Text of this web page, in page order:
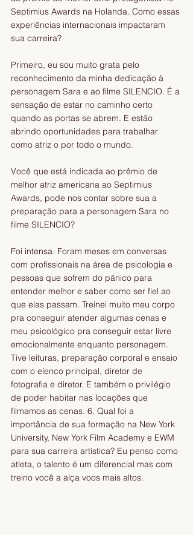
Septimius Awards na Holanda. Como essas
experiências internacionais impactaram
sua carreira?
Primeiro, eu sou muito grata pelo
reconhecimento da minha dedicação à
personagem Sara e ao filme SILENCIO. É a
sensação de estar no caminho certo
quando as portas se abrem. E estão
abrindo oportunidades para trabalhar
como atriz o por todo o mundo.
Você que está indicada ao prêmio de
melhor atriz americana ao Septimius
Awards, pode nos contar sobre sua a
preparação para a personagem Sara no
filme SILENCIO?
Foi intensa. Foram meses em conversas
com profissionais na área de psicologia e
pessoas que sofrem do pânico para
entender melhor e saber como ser fiel ao
que elas passam. Treinei muito meu corpo
pra conseguir atender algumas cenas e
meu psicológico pra conseguir estar livre
emocionalmente enquanto personagem.
Tive leituras, preparação corporal e ensaio
com o elenco principal, diretor de
fotografia e diretor. E também o privilégio
de poder habitar nas locações que
filmamos as cenas. 6. Qual foi a
importância de sua formação na New York
University, New York Film Academy e EWM
para sua carreira artística? Eu penso como
atleta, o talento é um diferencial mas com
treino você a alça voos mais altos.